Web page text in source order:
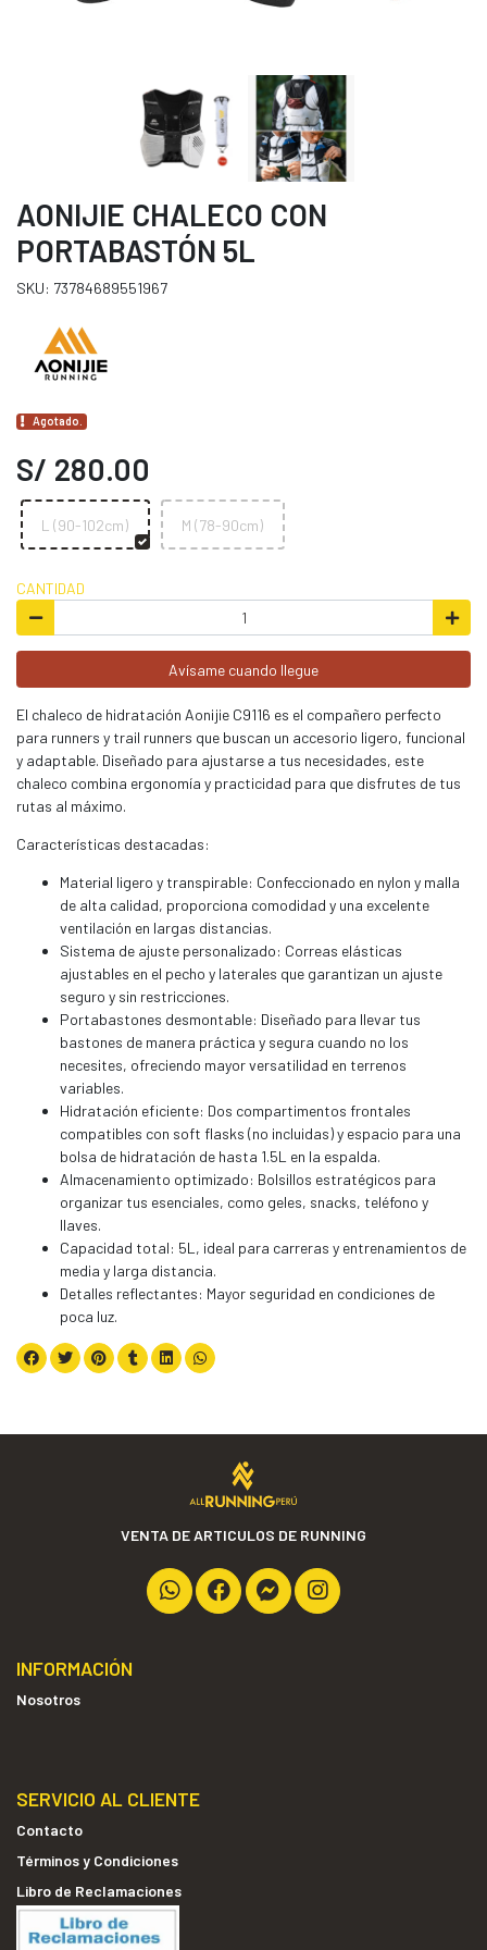
AONIJIE CHALECO CON
PORTABASTÓN 5L
SKU: 73784689551967
Agotado.
S/ 280.00
L (90-102cm) M (78-90cm)
CANTIDAD
Avísame cuando llegue
El chaleco de hidratación Aonijie C9116 es el compañero perfecto
para runners y trail runners que buscan un accesorio ligero, funcional
y adaptable. Diseñado para ajustarse a tus necesidades, este
chaleco combina ergonomía y practicidad para que disfrutes de tus
rutas al máximo.
Características destacadas:
Material ligero y transpirable: Confeccionado en nylon y malla
de alta calidad, proporciona comodidad y una excelente
ventilación en largas distancias.
Sistema de ajuste personalizado: Correas elásticas
ajustables en el pecho y laterales que garantizan un ajuste
seguro y sin restricciones.
Portabastones desmontable: Diseñado para llevar tus
bastones de manera práctica y segura cuando no los
necesites, ofreciendo mayor versatilidad en terrenos
variables.
Hidratación eficiente: Dos compartimentos frontales
compatibles con soft flasks (no incluidas) y espacio para una
bolsa de hidratación de hasta 1.5L en la espalda.
Almacenamiento optimizado: Bolsillos estratégicos para
organizar tus esenciales, como geles, snacks, teléfono y
llaves.
Capacidad total: 5L, ideal para carreras y entrenamientos de
media y larga distancia.
Detalles reflectantes: Mayor seguridad en condiciones de
poca luz.
VENTA DE ARTICULOS DE RUNNING
INFORMACIÓN
Nosotros
SERVICIO AL CLIENTE
Contacto
Términos y Condiciones
Libro de Reclamaciones